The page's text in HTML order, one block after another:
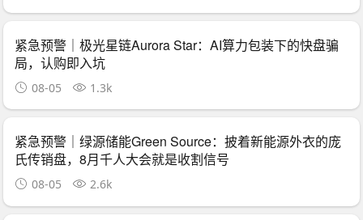
紧急预警｜极光星链Aurora Star：AI算力包装下的快盘骗
局，认购即入坑
08-05 1.3k
紧急预警｜绿源储能Green Source：披着新能源外衣的庞
氏传销盘，8月千人大会就是收割信号
08-05 2.6k